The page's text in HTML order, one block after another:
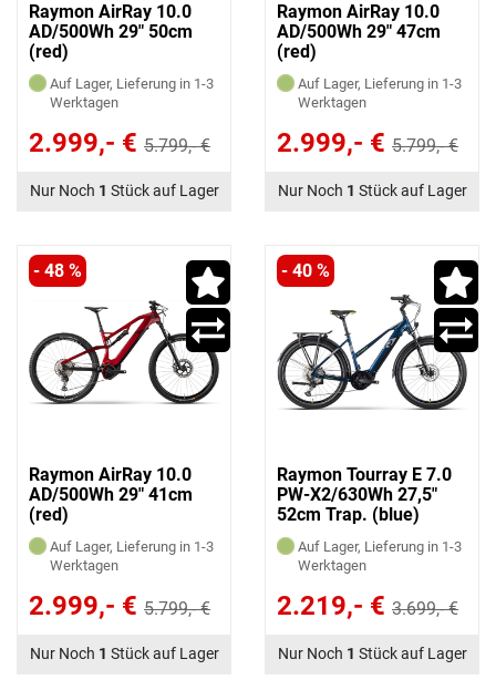
Raymon AirRay 10.0
AD/500Wh 29" 50cm
(red)
Auf Lager, Lieferung in 1-3
Werktagen
2.999,- € 5.799,- €
Nur Noch 1 Stück auf Lager
Raymon AirRay 10.0
AD/500Wh 29" 47cm
(red)
Auf Lager, Lieferung in 1-3
Werktagen
2.999,- € 5.799,- €
Nur Noch 1 Stück auf Lager
- 48 %
Raymon AirRay 10.0
AD/500Wh 29" 41cm
(red)
Auf Lager, Lieferung in 1-3
Werktagen
2.999,- € 5.799,- €
Nur Noch 1 Stück auf Lager
- 40 %
Raymon Tourray E 7.0
PW-X2/630Wh 27,5"
52cm Trap. (blue)
Auf Lager, Lieferung in 1-3
Werktagen
2.219,- € 3.699,- €
Nur Noch 1 Stück auf Lager